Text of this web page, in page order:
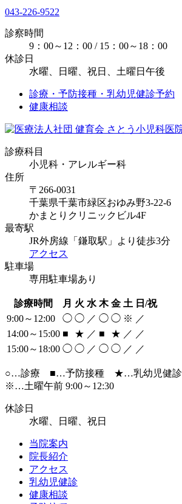
043-226-9522
診察時間
9：00～12：00 / 15：00～18：00
休診日
水曜、日曜、祝日、土曜日午後
診療・予防接種・乳幼児健診予約
健康相談
診療科目
小児科・アレルギー科
住所
〒266-0031
千葉県千葉市緑区おゆみ野3-22-6
かまとりクリニックビル4F
最寄駅
JR外房線「鎌取駅」より徒歩3分
アクセス
駐車場
専用駐車場あり
診療時間 月 火 水 木 金 土 日/祝
9:00～12:00
◯ ◯ ／ ◯ ◯ ※ ／
14:00～15:00 ■ ★ ／ ■ ★ ／ ／
15:00～18:00 ◯ ◯ ／ ◯ ◯ ／ ／
○…診療 ■…予防接種 ★…乳幼児健診
※…土曜午前 9:00～12:30
休診日
水曜、日曜、祝日
当院案内
院長紹介
アクセス
乳幼児健診
健康相談